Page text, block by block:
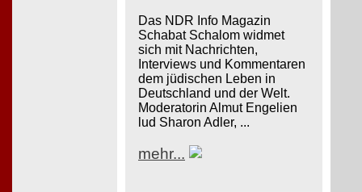
Das NDR Info Magazin
Schabat Schalom widmet
sich mit Nachrichten,
Interviews und Kommentaren
dem jüdischen Leben in
Deutschland und der Welt.
Moderatorin Almut Engelien
lud Sharon Adler, ...
mehr...